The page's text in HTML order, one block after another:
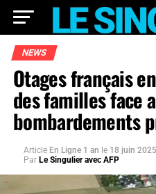
NEWS
Otages français
des familles face
bombardements
Article En Ligne 1 an le 18 juin 2025
Par Le Singulier avec AFP